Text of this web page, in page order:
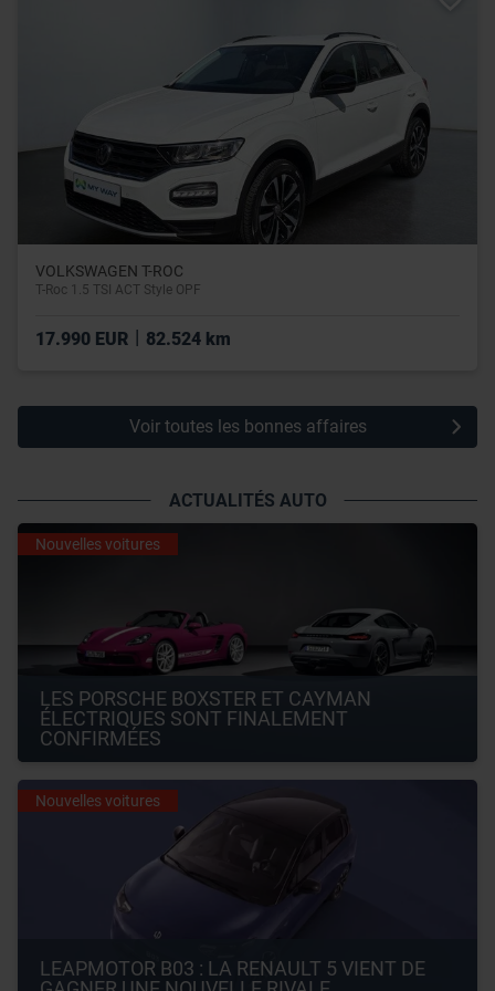
VOLKSWAGEN T-ROC
T-Roc 1.5 TSI ACT Style OPF
17.990 EUR 82.524 km
Voir toutes les bonnes affaires
ACTUALITÉS AUTO
Nouvelles voitures
LES PORSCHE BOXSTER ET CAYMAN
ÉLECTRIQUES SONT FINALEMENT
CONFIRMÉES
Nouvelles voitures
LEAPMOTOR B03 : LA RENAULT 5 VIENT DE